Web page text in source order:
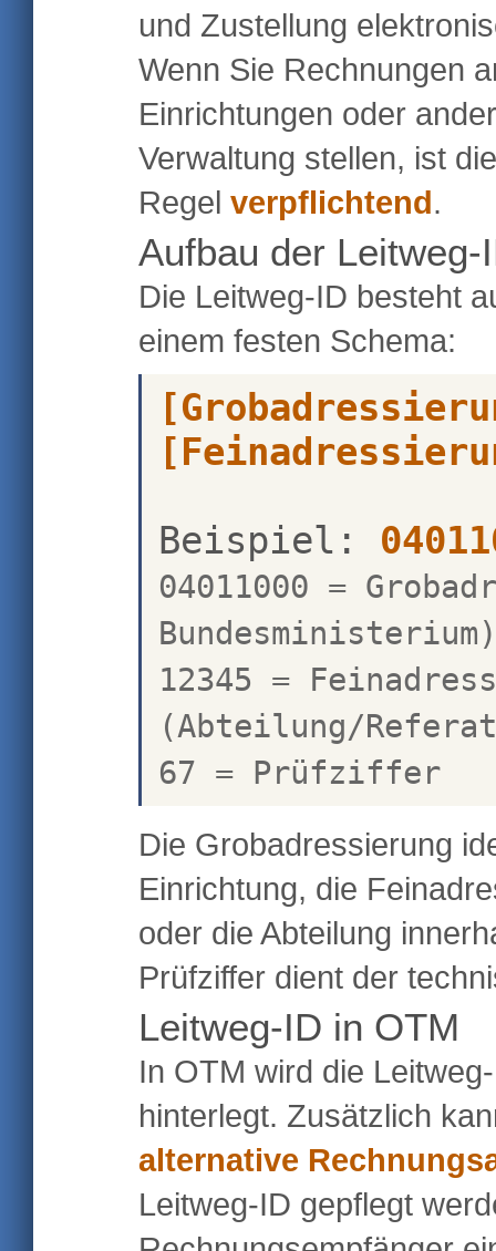
und Zustellung
Wenn Sie Rechnungen
Einrichtungen oder
Verwaltung stellen, ist
Regel verpflichtend.
Aufbau der Leitweg-
Die Leitweg-ID besteht
einem festen Schema:
Beispiel:
04011000 =
Bundesministerium)
12345 =
(Abteilung/
67 = Prüfziffer
Die Grobadressierung
Einrichtung, die
oder die Abteilung
Prüfziffer dient der
Leitweg-ID in OTM
In OTM wird die
hinterlegt. Zusätzlich
alternative
Leitweg-ID gepflegt